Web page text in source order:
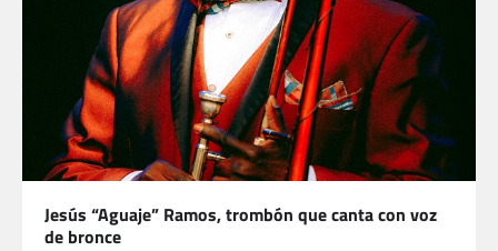
Jesús “Aguaje” Ramos, trombón que canta con voz
de bronce